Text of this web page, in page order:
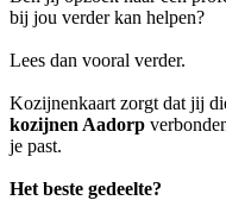
bij jou verder kan helpen?
Lees dan vooral verder.
Kozijnenkaart zorgt dat jij
kozijnen Aadorp
je past.
Het beste gedeelte?